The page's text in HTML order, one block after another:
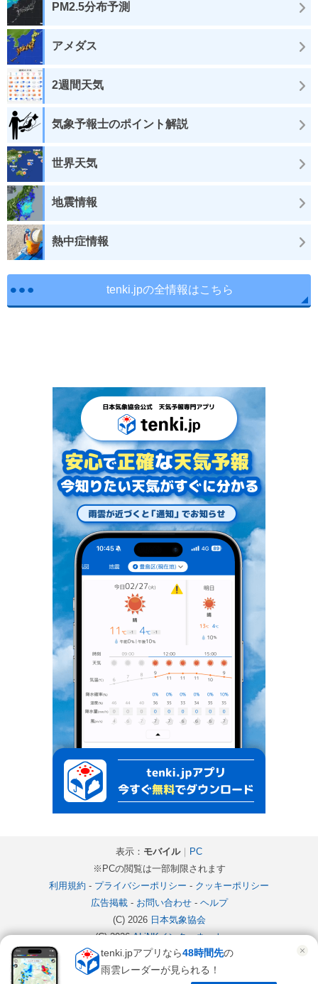
tenki.jpアプリなら48時間先の
雨雲レーダーが見られる！
PM2.5分布予測
アメダス
2週間天気
気象予報士のポイント解説
世界天気
地震情報
熱中症情報
tenki.jpの全情報はこちら
表示： モバイル｜
PC
※PCの閲覧は一部制限されます
利用規約 - プライバシーポリシー - クッキーポリシー
広告掲載- お問い合わせ- ヘルプ
(C) 2026 日本気象協会
(C) 2026ALiNKインターネット